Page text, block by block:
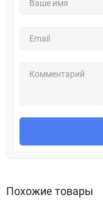
Похожие товары